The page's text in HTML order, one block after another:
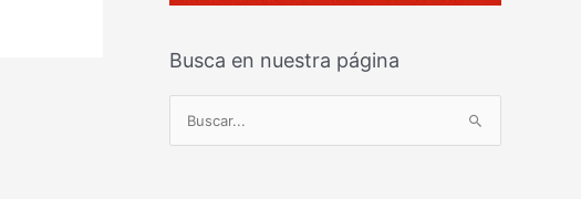
Busca en nuestra página